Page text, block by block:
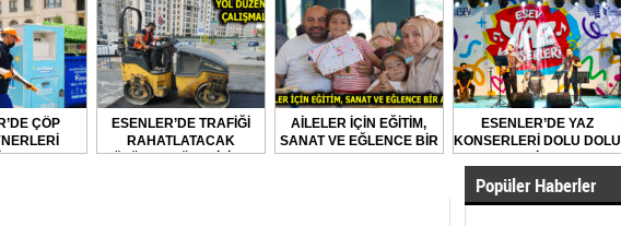
ÇÖP
OLARAK
EDİLİYOR
ESENLER’DE TRAFİĞİ
RAHATLATACAK
ÇÖZÜMLER ÜRETİLİYOR
AİLELER İÇİN EĞİTİM,
SANAT VE EĞLENCE BİR
ARADA
ESENLER’DE YAZ
KONSERLERİ DOLU DOLU
GEÇİYOR
Popüler Haberler